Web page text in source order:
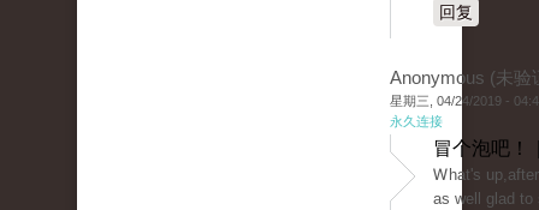
回复
Anonymous (未验
星期三, 04/24/2019 -
永久连接
冒个泡吧！
Ꮃhat's up,after
as well glad to